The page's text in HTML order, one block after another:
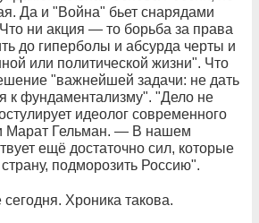
Да и "Война" бьет снарядами
ни акция — то борьба за права
до гиперболы и абсурда черты и
или политической жизни". Что
"важнейшей задачи: не дать
к фундаментализму". "Дело не
идеолог современного
Марат Гельман. — В нашем
ещё достаточно сил, которые
подморозить Россию".
Хроника такова.